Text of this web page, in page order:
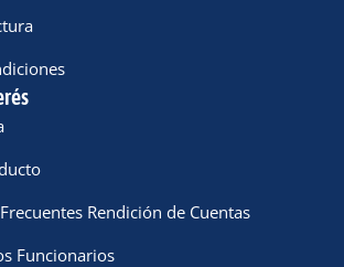
Rendición de Cuentas
Funcionarios